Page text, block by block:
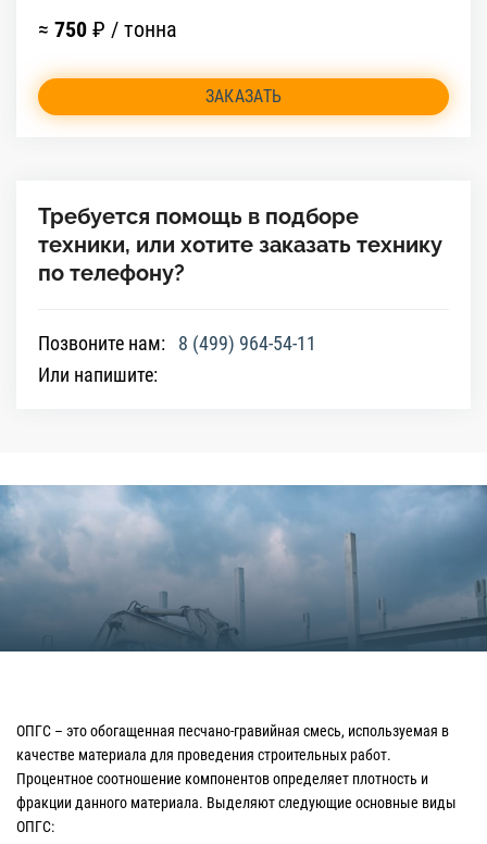
≈ 750 ₽ / тонна
ЗАКАЗАТЬ
Требуется помощь в подборе
техники, или хотите заказать технику
по телефону?
Позвоните нам:
8 (499) 964-54-11
Или напишите:
ОПГС – это обогащенная песчано-гравийная смесь, используемая в
качестве материала для проведения строительных работ.
Процентное соотношение компонентов определяет плотность и
фракции данного материала. Выделяют следующие основные виды
ОПГС: